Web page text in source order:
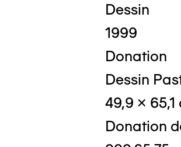
Dessin
1999
Donation
Dessin
49,9 x 65,1
Donation